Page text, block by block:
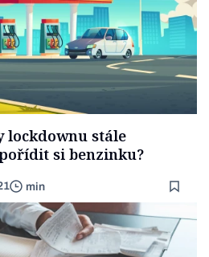
lockdownu stále
si benzinku?
min